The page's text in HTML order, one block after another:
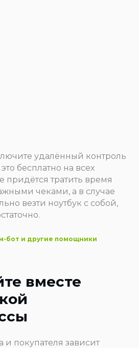
удалённый контроль
бесплатно на всех
придётся тратить время
чеками, а в случае
везти ноутбук с собой,
бот и другие помощники
вместе
покупателя зависит